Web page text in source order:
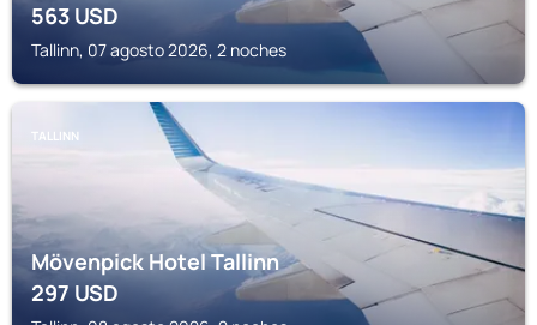
563USD
Tallinn, 07 agosto 2026, 2 noches
TALLINN
Mövenpick Hotel Tallinn
297USD